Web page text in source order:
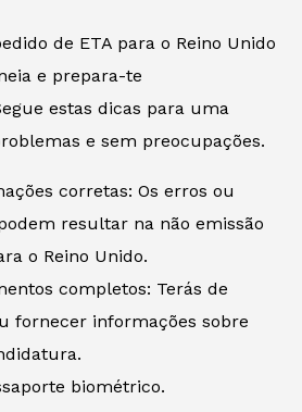
de ETA para o Reino Unido
e prepara-te
estas dicas para uma
e sem preocupações.
corretas: Os erros ou
resultar na não emissão
o Reino Unido.
completos: Terás de
fornecer informações sobre
biométrico.